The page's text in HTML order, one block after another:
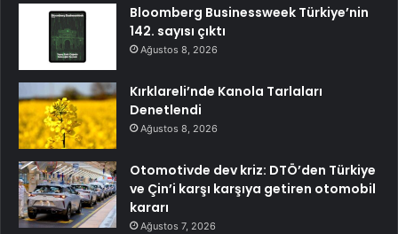
Bloomberg Businessweek Türkiye’nin
142. sayısı çıktı
Ağustos 8, 2026
Kırklareli’nde Kanola Tarlaları
Denetlendi
Ağustos 8, 2026
Otomotivde dev kriz: DTÖ’den Türkiye
ve Çin’i karşı karşıya getiren otomobil
kararı
Ağustos 7, 2026